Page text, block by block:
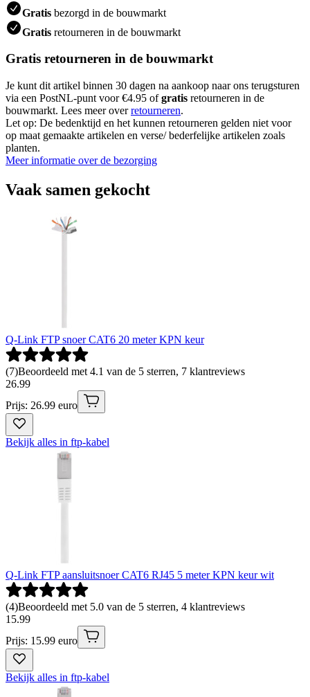
Gratis bezorgd in de bouwmarkt
Gratis retourneren in de bouwmarkt
Gratis retourneren in de bouwmarkt
Je kunt dit artikel binnen 30 dagen na aankoop naar ons terugsturen
via een PostNL-punt voor €4.95 ofgratis retourneren in de
bouwmarkt. Lees meer overretourneren.
Let op: De bedenktijd en het kunnen retourneren gelden niet voor
op maat gemaakte artikelen en verse/ bederfelijke artikelen zoals
planten.
Meer informatie over de bezorging
Vaak samen gekocht
Q-Link FTP snoer CAT6 20 meter KPN keur
(7)Beoordeeld met 4.1 van de 5 sterren, 7 klantreviews
26.99
Prijs: 26.99 euro
Bekijk alles in ftp-kabel
Q-Link FTP aansluitsnoer CAT6 RJ45 5 meter KPN keur wit
(4)Beoordeeld met 5.0 van de 5 sterren, 4 klantreviews
15.99
Prijs: 15.99 euro
Bekijk alles in ftp-kabel